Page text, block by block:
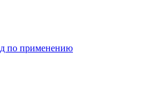
по применению